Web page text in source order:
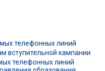
телефонных линий
вступительной кампании
телефонных линий